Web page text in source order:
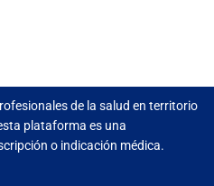
de la salud en territorio
plataforma es una
o indicación médica.